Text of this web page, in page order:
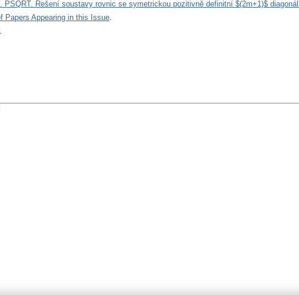
PSQRT. Řešení soustavy rovnic se symetrickou pozitivně definitní $(2m+1)$
Papers Appearing in this Issue.
.